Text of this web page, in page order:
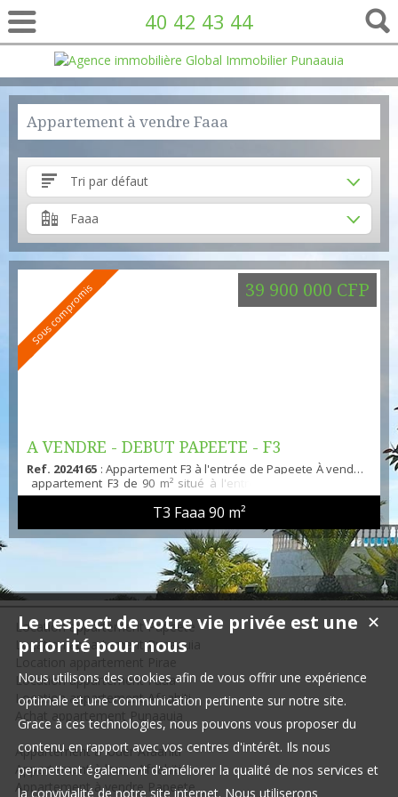
40 42 43 44
Appartement à vendre Faaa
Tri par défaut
Faaa
Sous compromis
A VENDRE - DEBUT PAPEETE - F3
RESIDENCE BORD DE MER
Ref. 2024165 : Appartement F3 à l'entrée de Papeete À vendre,
appartement F3 de 90 m² situé à l'entrée de Papeete, dans
une résidence en bord de mer. Cet appartement bénéficie d'un
emplacement idéal, proche de toutes les commodités.
Caractéristiques de l'appartement : Surface : 90 m²Cuisine :
ÉquipéeSéjour : Spacieux avec accès à une petite
terrasseChambres : 2 grandes chambres avec placards, cha...
T3 Faaa 90 m²
39 900 000 CFP
Location appartement Papeete
Location appartement Punaauia
Location appartement Pirae
Location appartement Faaa
Location appartement Afaahiti
Achat appartement Punaauia
Appartement à louer Afaahiti
Appartement à louer Afaahiti
Appartement à vendre Papeete
✕
Le respect de votre vie privée est une
priorité pour nous
Nous utilisons des cookies afin de vous offrir une expérience
optimale et une communication pertinente sur notre site.
Grace à ces technologies, nous pouvons vous proposer du
contenu en rapport avec vos centres d'intérêt. Ils nous
permettent également d'améliorer la qualité de nos services et
la convivialité de notre site internet. Nous utiliserons